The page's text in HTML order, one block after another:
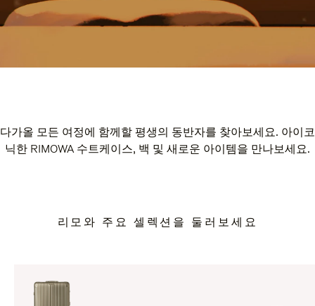
다가올 모든 여정에 함께할 평생의 동반자를 찾아보세요. 아이코
닉한 RIMOWA 수트케이스, 백 및 새로운 아이템을 만나보세요.
리모와 주요 셀렉션을 둘러보세요